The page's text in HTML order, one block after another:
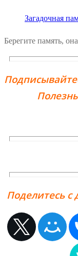
Загадочная
Берегите память,
Поделитесь с